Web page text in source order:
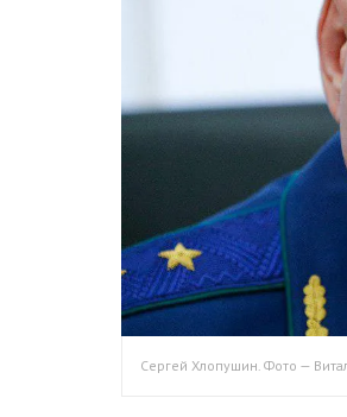
Сергей Хлопушин. Фото —